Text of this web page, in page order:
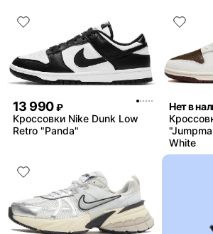
13 990 ₽
Кроссовки Nike Dunk Low
Retro "Panda"
Нет в
White